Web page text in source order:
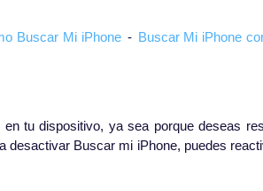
Buscar Mi iPhone - Buscar Mi iPhone
tu dispositivo, ya sea porque deseas
desactivar Buscar mi iPhone, puedes